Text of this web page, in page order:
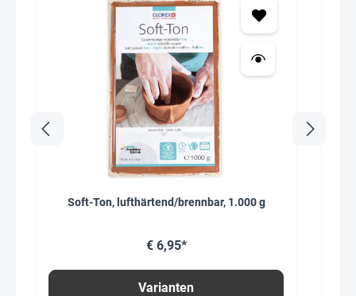
Soft-Ton, lufthärtend/brennbar, 1.000 g
€ 6,95*
Varianten